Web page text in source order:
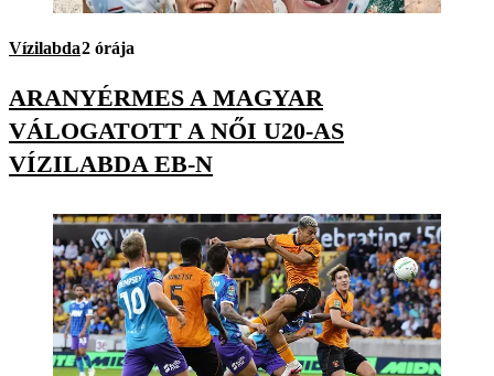
Vízilabda2 órája
ARANYÉRMES A MAGYAR
VÁLOGATOTT A NŐI U20-AS
VÍZILABDA EB-N